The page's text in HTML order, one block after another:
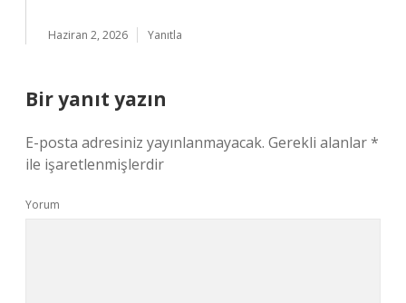
Haziran 2, 2026 Yanıtla
Bir yanıt yazın
E-posta adresiniz yayınlanmayacak. Gerekli alanlar*
ile işaretlenmişlerdir
Yorum